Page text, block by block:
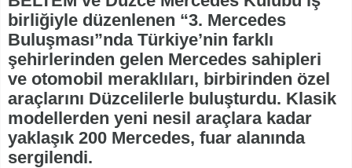
birliğiyle düzenlenen “3. Mercedes
Buluşması”nda Türkiye’nin farklı
şehirlerinden gelen Mercedes sahipleri
ve otomobil meraklıları, birbirinden özel
araçlarını Düzcelilerle buluşturdu. Klasik
modellerden yeni nesil araçlara kadar
yaklaşık 200 Mercedes, fuar alanında
sergilendi.